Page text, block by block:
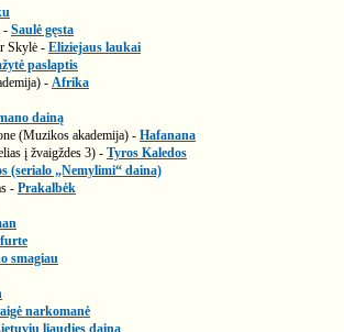
- Saulė gęsta
Skylė - Eliziejaus laukai
paslaptis
- Afrika
dainą
(Muzikos akademija) - Hafanana
į žvaigždes 3) - Tyros Kaledos
(serialo „Nemylimi“ daina)
- Prakalbėk
smagiau
narkomanė
liaudies daina